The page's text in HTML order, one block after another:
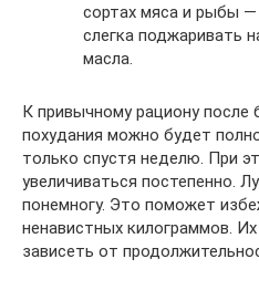
сортах мяса и рыбы
слегка поджаривать
масла.
К привычному рациону после
похудания можно будет
только спустя неделю. При
увеличиваться постепенно.
понемногу. Это поможет
ненавистных килограммов.
зависеть от